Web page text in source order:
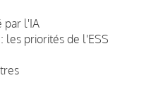
par l'IA
les priorités de l'ESS